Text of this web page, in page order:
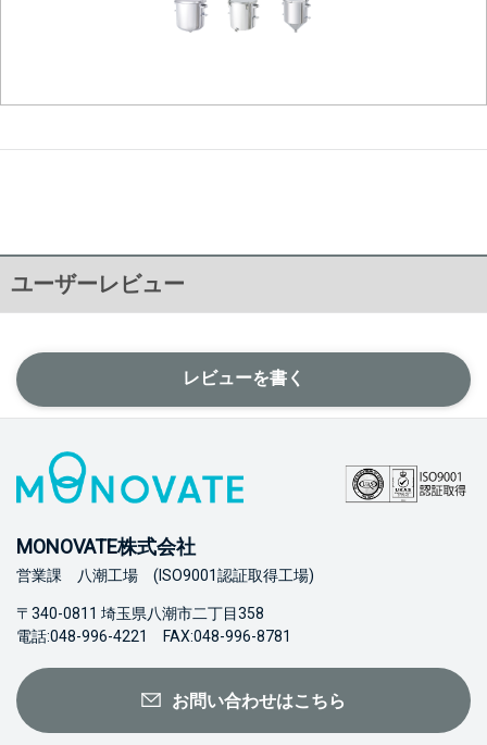
ユーザーレビュー
レビューを書く
MONOVATE株式会社
営業課 八潮工場 (ISO9001認証取得工場)
〒340-0811 埼玉県八潮市二丁目358
電話:048-996-4221 FAX:048-996-8781
お問い合わせはこちら